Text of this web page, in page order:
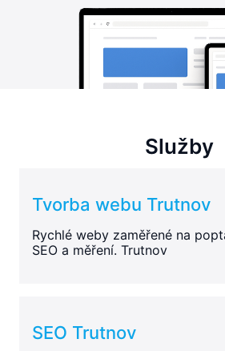
Služby
Tvorba webu Trutnov
Rychlé weby zaměřené na
SEO a měření. Trutnov
SEO Trutnov